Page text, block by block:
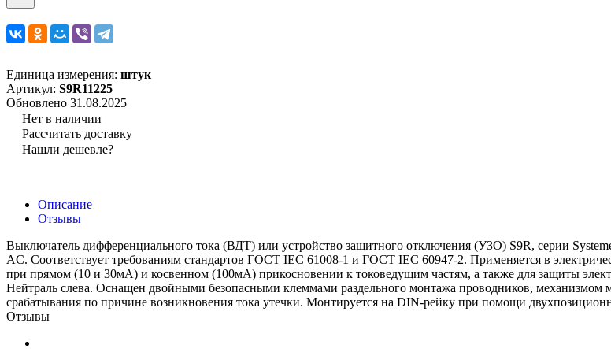
Единица измерения: штук
Артикул: S9R11225
Обновлено 31.08.2025
Нет в наличии
Рассчитать доставку
Нашли дешевле?
Описание
Отзывы
Выключатель дифференциального тока (ВДТ) или устройство защитного отключения (УЗО) S9R, серии
AC. Соответствует требованиям стандартов ГОСТ IEC 61008-1 и ГОСТ IEC 60947-2. Применяется в
при прямом (10 и 30мА) и косвенном (100мА) прикосновении к токоведущим частям, а также для защиты
Нейтраль слева. Оснащен двойными безопасными клеммами раздельного монтажа проводников,
срабатывания по причине возникновения тока утечки. Монтируется на DIN-рейку при помощи
Отзывы